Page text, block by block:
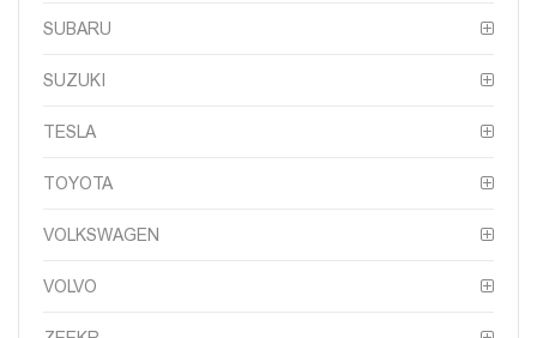
SUBARU
SUZUKI
TESLA
TOYOTA
VOLKSWAGEN
VOLVO